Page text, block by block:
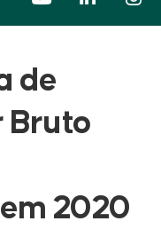
de
Bruto
2020